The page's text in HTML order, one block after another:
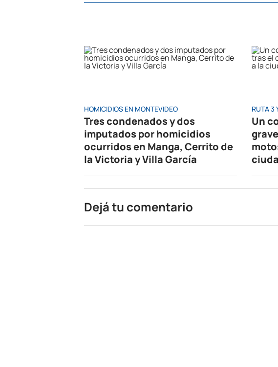
HOMICIDIOS EN MONTEVIDEO
Tres condenados y dos
imputados por homicidios
ocurridos en Manga, Cerrito de
la Victoria y Villa García
RUTA 3
Un
Dejá tu comentario